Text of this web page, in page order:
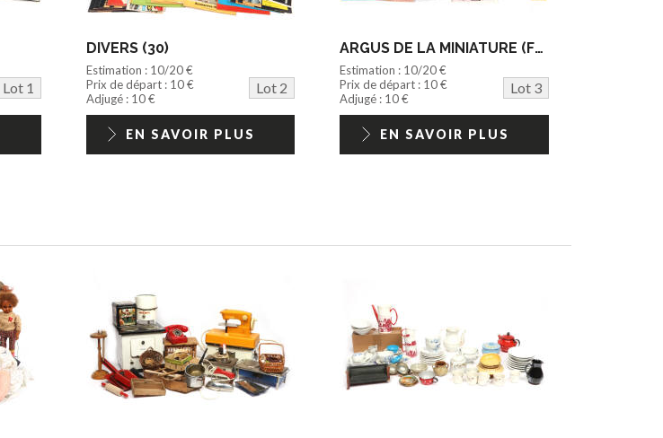
Lot 1
DIVERS (30)
Estimation : 10/20 €
Prix de départ : 10 €
Lot 2
Adjugé : 10 €
EN SAVOIR PLUS
ARGUS DE LA MINIATURE (FRANCE) (15)
Estimation : 10/20 €
Prix de départ : 10 €
Lot 3
Adjugé : 10 €
EN SAVOIR PLUS